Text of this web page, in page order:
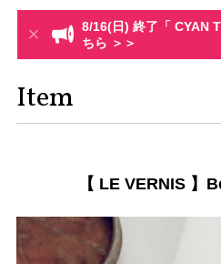
8/16(日) 終了「 CYAN
ちら ＞＞
Item
【 LE VERNIS 】